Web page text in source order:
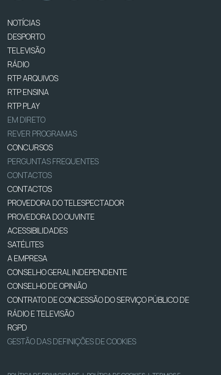
NOTÍCIAS
DESPORTO
TELEVISÃO
RÁDIO
RTP ARQUIVOS
RTP ENSINA
RTP PLAY
EM DIRETO
REVER PROGRAMAS
CONCURSOS
PERGUNTAS FREQUENTES
CONTACTOS
CONTACTOS
PROVEDORA DO TELESPECTADOR
PROVEDORA DO OUVINTE
ACESSIBILIDADES
SATÉLITES
A EMPRESA
CONSELHO GERAL INDEPENDENTE
CONSELHO DE OPINIÃO
CONTRATO DE CONCESSÃO DO SERVIÇO PÚBLICO DE
RÁDIO E TELEVISÃO
RGPD
GESTÃO DAS DEFINIÇÕES DE COOKIES